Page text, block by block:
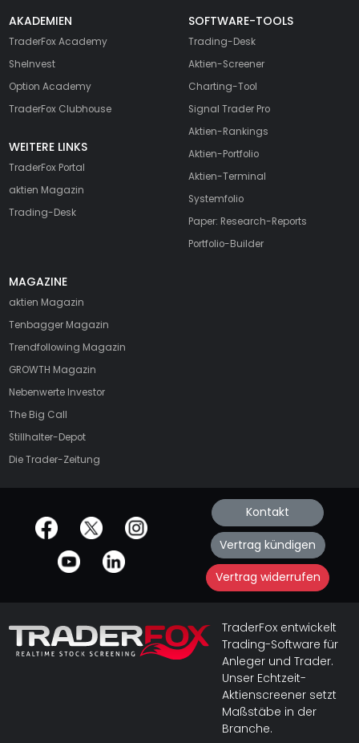
AKADEMIEN
TraderFox Academy
SheInvest
Option Academy
TraderFox Clubhouse
WEITERE LINKS
TraderFox Portal
aktien Magazin
Trading-Desk
SOFTWARE-TOOLS
Trading-Desk
Aktien-Screener
Charting-Tool
Signal Trader Pro
Aktien-Rankings
Aktien-Portfolio
Aktien-Terminal
Systemfolio
Paper: Research-Reports
Portfolio-Builder
MAGAZINE
aktien Magazin
Tenbagger Magazin
Trendfollowing Magazin
GROWTH Magazin
Nebenwerte Investor
The Big Call
Stillhalter-Depot
Die Trader-Zeitung
offizielle Social Media-Accounts Kontakt
Vertrag kündigen
Vertrag widerrufen
TraderFox entwickelt
Trading-Software für
Anleger und Trader.
Unser Echtzeit-
Aktienscreener setzt
Maßstäbe in der
Branche.